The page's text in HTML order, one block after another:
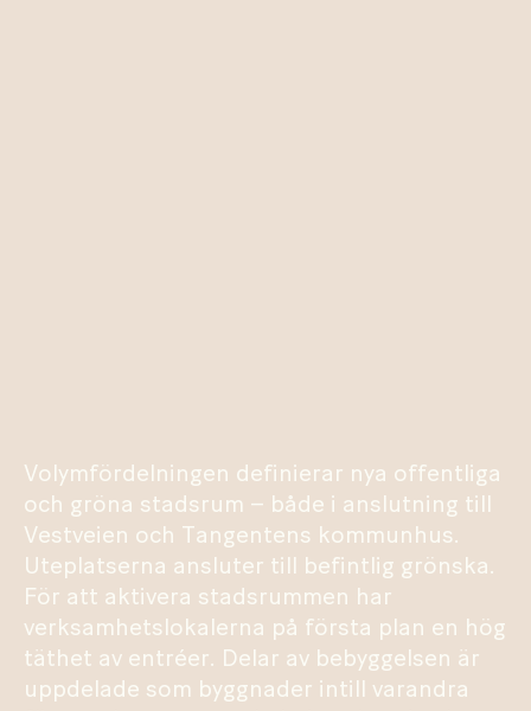
Volymfördelningen definierar nya offentliga
och gröna stadsrum – både i anslutning till
Vestveien och Tangentens kommunhus.
Uteplatserna ansluter till befintlig grönska.
För att aktivera stadsrummen har
verksamhetslokalerna på första plan en hög
täthet av entréer. Delar av bebyggelsen är
uppdelade som byggnader intill varandra